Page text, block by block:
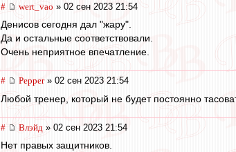
# wert_vao » 02 сен 2023 21:54
Денисов сегодня дал "жару".
Да и остальные соответствовали.
Очень неприятное впечатление.
# Pepper» 02 сен 2023 21:54
Любой тренер, который не будет постоянно
# Влэйд » 02 сен 2023 21:54
Нет правых защитников.